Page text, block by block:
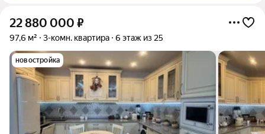
22 880 000 ₽
97,6 м² 3-комн. квартира 6 этаж из 25
новостройка